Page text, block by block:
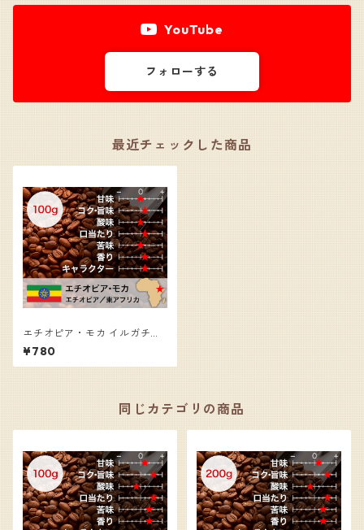
YouTube
フォローする
最近チェックした商品
エチオピア・モカ イルガチェ
ッフェ・グレード１／コーヒ
ー豆（100g）
¥780
同じカテゴリの商品